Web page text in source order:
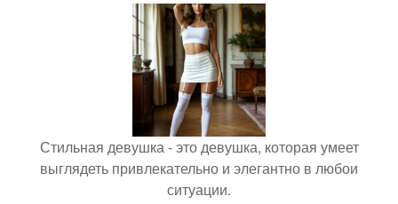
Стильная девушка - это девушка, которая умеет
выглядеть привлекательно и элегантно в любои
ситуации.